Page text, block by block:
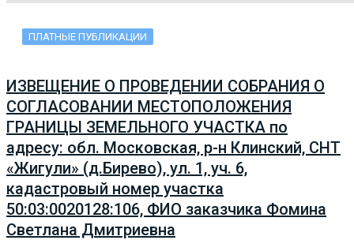
ПЛАТНЫЕ ПУБЛИКАЦИИ
ИЗВЕЩЕНИЕ О ПРОВЕДЕНИИ СОБРАНИЯ О
СОГЛАСОВАНИИ МЕСТОПОЛОЖЕНИЯ
ГРАНИЦЫ ЗЕМЕЛЬНОГО УЧАСТКА по
адресу: обл. Московская, р-н Клинский, СНТ
«Жигули» (д.Бирево), ул. 1, уч. 6,
кадастровый номер участка
50:03:0020128:106, ФИО заказчика Фомина
Светлана Дмитриевна